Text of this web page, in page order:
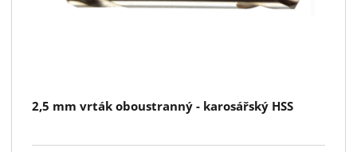
2,5 mm vrták oboustranný - karosářský HSS